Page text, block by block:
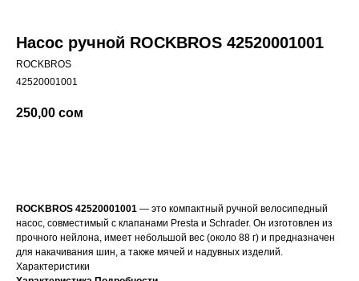
Насос ручной ROCKBROS 42520001001
ROCKBROS
42520001001
250,00 сом
ROCKBROS 42520001001 — это компактный ручной велосипедный
насос, совместимый с клапанами Presta и Schrader. Он изготовлен из
прочного нейлона, имеет небольшой вес (около 88 г) и предназначен
для накачивания шин, а также мячей и надувных изделий.
Характеристики